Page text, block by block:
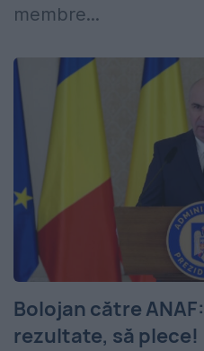
membre...
Bolojan către
rezultate, să plece!